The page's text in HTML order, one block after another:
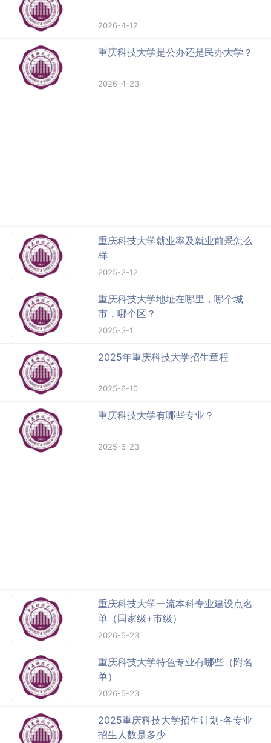
2026-4-12
重庆科技大学是公办还是民办大学？
2026-4-23
重庆科技大学就业率及就业前景怎么
样
2025-2-12
重庆科技大学地址在哪里，哪个城
市，哪个区？
2025-3-1
2025年重庆科技大学招生章程
2025-6-10
重庆科技大学有哪些专业？
2025-6-23
重庆科技大学一流本科专业建设点名
单（国家级+市级）
2026-5-23
重庆科技大学特色专业有哪些（附名
单）
2026-5-23
2025重庆科技大学招生计划-各专业
招生人数是多少